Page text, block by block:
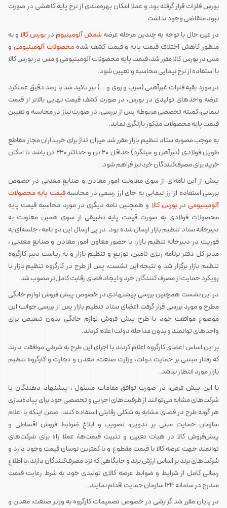
بورس فلزات قرار گرفته بود و عملا امکان بهره‌مندی از نرخ پایه کاهشی در صورت
نبود متقاضی وجود نداشت.
در عین حال با توجه به چندین مرحله عرضهشمش آلومینیوم در بورس کالاو به
منظور کاهش اختلاف قیمت پایه و قیمت کشف شدهمحصولات آلومینیومی و
مس در بورس کالا مقرر شد، قیمت پایه محصولات آلومینیومی و مس در بورس کالا
با استفاده از نرخ نیمایی محاسبه و تعیین شود.
در مورد بقیه فلزات غیرآهنی (سرب و روی و …) نیز تاکید شد با رصد دقیق عملکرد
عرضه واحدهای تولیدی در بورس، در صورت کشف قیمت نهایی بالاتر از قیمت
نیمایی، کمیته تخصصی مربوطه پس از بررسی ، در صورت نیاز در محاسبه و تعیین
قیمت پایه محصولات مذکور بازنگری نماید.
به موجب مصوبه ستاد تنظیم بازار مقرر شد میزان تناژ برای خریداران مجاز مقاطع
طویل فولادی (تیرآهن و میلگرد) حداقل 20 تن و حداکثر 220 تن باشد تا امکان
خرید برای مصر‌ف‌کنندگان خرد نیز فراهم شود.
پیش از این نامه‌ای از سوی معاونت امور معادن و صنایع معدنی در خصوص
بررسی استفاده از ارز نیمایی به جای ارز رسمی در محاسبهقیمت پایه محصولات
آلومینیومی دربورس کالا و همچنین نامه دیگری در مورد محاسبه قیمت پایه
محصولات فولادی به صورت قیمت پایه تطبیقی از سوی همین معاونت به
دبیرخانه ستاد تنظیم بازار ارسال شده بود. در پی ارسال این دو نامه ، جلسه‌ای به
فوریت در دبیرخانه تنظیم بازار، با حضور معاون امور معادن و صنایع معدنی ،
مدیر کل دفتر برنامه ریزی تامین، توزیع و تنظیم بازار و به ریاست دبیر کارگروه
تنظیم بازار برگزار شد و نتیجه این نشست، پس از طرح در کارگروه تنظیم بازار با
رویکرد حمایت از مصرف کنندگان خرد و ایجاد فضای رقابت کامل‌تر مصوب شد.
در این نشست همچنین بررسی پیشنهادی در خصوص پیش فروش لوازم خانگی
مطرح و مورد بررسی قرار گرفت.اعضای ستاد تنظیم بازار پس از بررسی جوانب این
موضوع موافقت خود با طرح پیش فروش لوازم خانگی بدون تبعیض برای
واحدهای توانمند و بدون مداخله دولت اعلام کردند.
بر این اساس اعضای کارگروه اعلام کردند با اجرای این طرح به شرطی موافقت دارند
که رفتار مبتنی بر حمایت دولت، وزارت صنعت، معدن و تجارت و کارگروه تنظیم
بازار مورد انتظار نباشد.
با این پیش فرض، در صورت توافق مقامات مسئول ، پیشنهاد دهندگان یا
شرکت‌های مشابه می‌توانند از ظرفیت‌های اجرایی و تخصصی خود برای پیاده‌سازی
هر گونه طرح در فضای مشابه به شکلی رقابتی استفاده کنند. ضمن اینکه با اعلام
سازمان حمایت مبنی بر تدوین، تصویب و ابلاغ ضوابط فروش اقساطی و
پیش‌فروش کالا در هیات تعیین و تثبیت قیمت‌ها، عملا راه برای شرکت‌های
توانمند جهت عرضه کالا با قیمت مقطوع و با کمترین نوسان قیمت وجود دارد و
شرکت‌های برند بر اساس ارزش برند و جایگاهی که نزد مصرف‌کنندگان دارند ،با اطلاع
رسانی کامل از شرایط و ضوابط عرضه کالای تولیدی خود به شرط رعایت قیمت
مندرج در سامانه 124 سازمان حمایت اقدام نمایند.
در پایان مقرر شد گزارشی در خصوص تصمیمات کارگروه به وزیر صنعت، معدن و